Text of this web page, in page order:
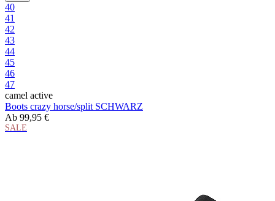
40
41
42
43
44
45
46
47
camel active
Boots crazy horse/split SCHWARZ
Ab 99,95 €
SALE